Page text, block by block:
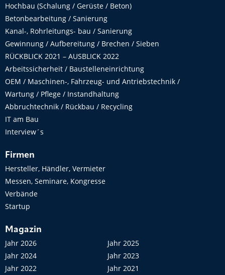
Hochbau (Schalung / Gerüste / Beton)
Betonbearbeitung / Sanierung
Kanal-, Rohrleitungs- bau / Sanierung
Gewinnung / Aufbereitung / Brechen / Sieben
RÜCKBLICK 2021 – AUSBLICK 2022
Arbeitssicherheit / Baustelleneinrichtung
OEM / Maschinen-, Fahrzeug- und Antriebstechnik /
Wartung / Pflege / Instandhaltung
Abbruchtechnik / Rückbau / Recycling
IT am Bau
Interview´s
Firmen
Hersteller, Händler, Vermieter
Messen, Seminare, Kongresse
Verbände
Startup
Magazin
Jahr 2026
Jahr 2025
Jahr 2024
Jahr 2023
Jahr 2022
Jahr 2021